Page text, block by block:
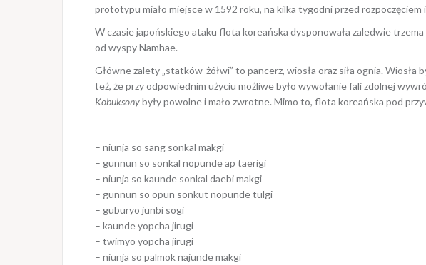
prototypu miało miejsce w 1592 roku, na kilka tygodni przed rozpoczęciem
W czasie japońskiego ataku flota koreańska dysponowała zaledwie trzema
od wyspy Namhae.
Główne zalety „statków-żółwi” to pancerz, wiosła oraz siła ognia.
też, że przy odpowiednim użyciu możliwe było wywołanie fali zdolnej
Kobuksonybyły powolne i mało zwrotne. Mimo to, flota koreańska pod
– niunja so sang sonkal makgi
– gunnun so sonkal nopunde ap taerigi
– niunja so kaunde sonkal daebi makgi
– gunnun so opun sonkut nopunde tulgi
– guburyo junbi sogi
– kaunde yopcha jirugi
– twimyo yopcha jirugi
– niunja so palmok najunde makgi